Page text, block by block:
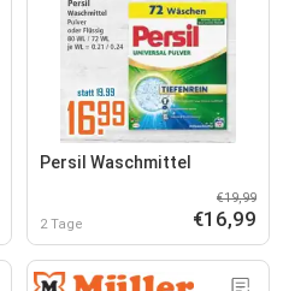
Persil Waschmittel
2 Tage
€19,99
€16,99